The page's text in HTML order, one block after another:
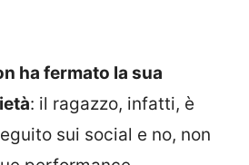
ha fermato la sua
: il ragazzo, infatti, è
sui social e no, non